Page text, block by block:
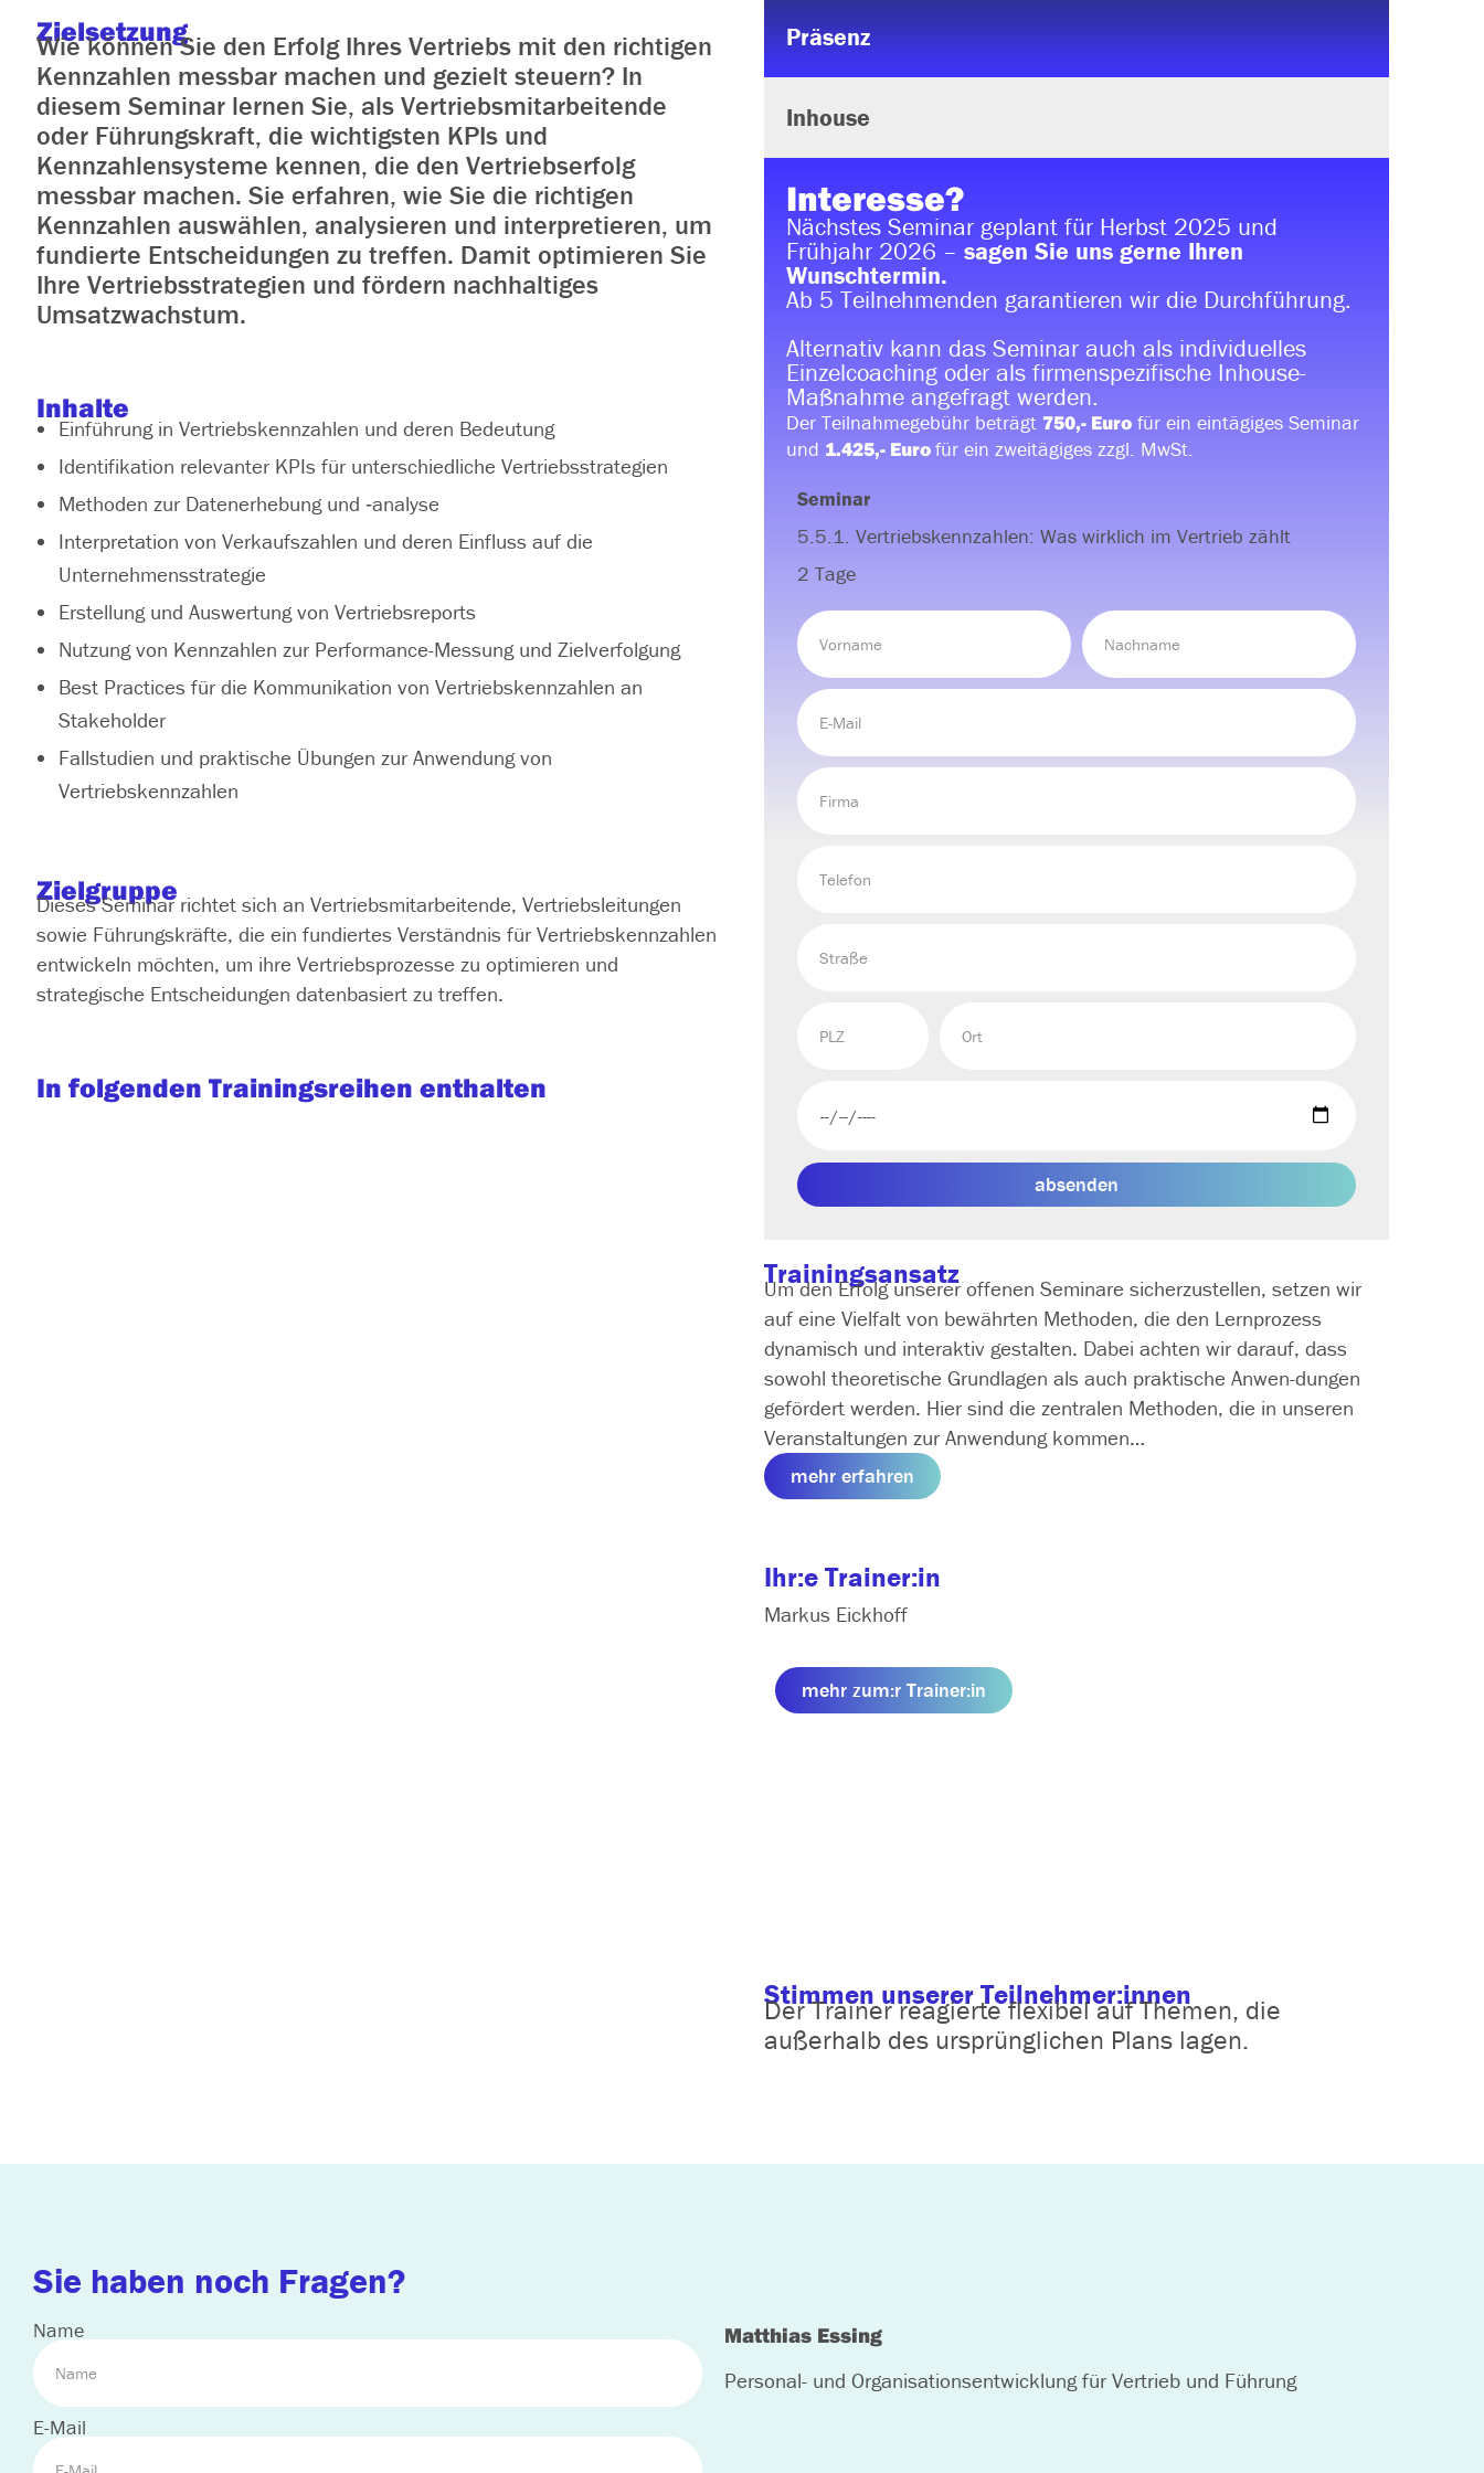
Zielsetzung
Wie können Sie den Erfolg Ihres Vertriebs mit den richtigen
Kennzahlen messbar machen und gezielt steuern? In
diesem Seminar lernen Sie, als Vertriebsmitarbeitende
oder Führungskraft, die wichtigsten KPIs und
Kennzahlensysteme kennen, die den Vertriebserfolg
messbar machen. Sie erfahren, wie Sie die richtigen
Kennzahlen auswählen, analysieren und interpretieren, um
fundierte Entscheidungen zu treffen. Damit optimieren Sie
Ihre Vertriebsstrategien und fördern nachhaltiges
Umsatzwachstum.
Inhalte
Einführung in Vertriebskennzahlen und deren Bedeutung
Identifikation relevanter KPIs für unterschiedliche Vertriebsstrategien
Methoden zur Datenerhebung und ‑analyse
Interpretation von Verkaufszahlen und deren Einfluss auf die
Unternehmensstrategie
Erstellung und Auswertung von Vertriebsreports
Nutzung von Kennzahlen zur Performance-Messung und Zielverfolgung
Best Practices für die Kommunikation von Vertriebskennzahlen an
Stakeholder
Fallstudien und praktische Übungen zur Anwendung von
Vertriebskennzahlen
Zielgruppe
Dieses Seminar richtet sich an Vertriebsmitarbeitende, Vertriebsleitungen
sowie Führungskräfte, die ein fundiertes Verständnis für Vertriebskennzahlen
entwickeln möchten, um ihre Vertriebsprozesse zu optimieren und
strategische Entscheidungen datenbasiert zu treffen.
In folgenden Trainingsreihen enthalten
Präsenz
Inhouse
Interesse?
Nächstes Seminar geplant für Herbst 2025 und
Frühjahr 2026 – sagen Sie uns gerne Ihren
Wunschtermin.
Ab 5 Teilnehmenden garantieren wir die Durchführung.
Alternativ kann das Seminar auch als individuelles
Einzelcoaching oder als firmenspezifische Inhouse-
Maßnahme angefragt werden.
Der Teilnahmegebühr beträgt 750,- Euro für ein eintägiges Seminar
und 1.425,- Eurofür ein zweitägiges zzgl. MwSt.
Seminar
5.5.1. Vertriebskennzahlen: Was wirklich im Vertrieb zählt
2 Tage
absenden
Trainingsansatz
Um den Erfolg unserer offenen Seminare sicherzustellen, setzen wir
auf eine Vielfalt von bewährten Methoden, die den Lernprozess
dynamisch und interaktiv gestalten. Dabei achten wir darauf, dass
sowohl theoretische Grundlagen als auch praktische Anwen­-dungen
gefördert werden. Hier sind die zentralen Methoden, die in unseren
Veranstaltungen zur Anwendung kommen…
mehr erfahren
Ihr:e Trainer:in
Markus Eickhoff
mehr zum:r Trainer:in
Stimmen unserer Teilnehmer:innen
Der Trainer reagierte flexibel auf Themen, die
außerhalb des ursprünglichen Plans lagen.
Sie haben noch Fragen?
Name
E-Mail
Matthias Essing
Personal- und Organisationsentwicklung für Vertrieb und Führung